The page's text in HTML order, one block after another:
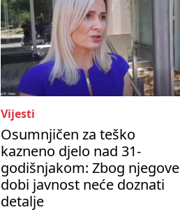
Vijesti
Osumnjičen za teško
kazneno djelo nad 31-
godišnjakom: Zbog njegove
dobi javnost neće doznati
detalje